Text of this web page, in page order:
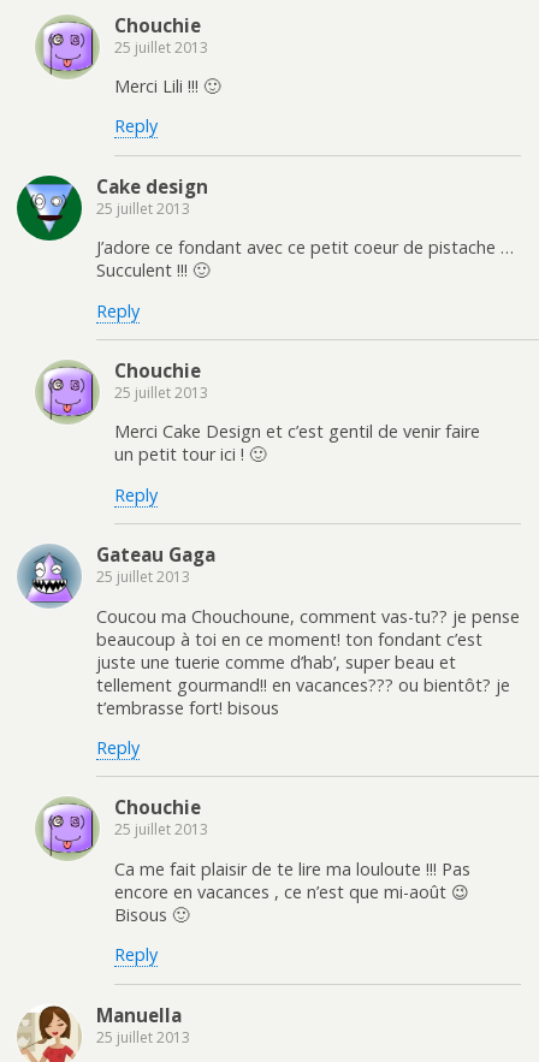
Chouchie
25 juillet 2013
Merci Lili !!! 🙂
Reply
Cake design
25 juillet 2013
J’adore ce fondant avec ce petit coeur de pistache …
Succulent !!! 🙂
Reply
Chouchie
25 juillet 2013
Merci Cake Design et c’est gentil de venir faire
un petit tour ici ! 🙂
Reply
Gateau Gaga
25 juillet 2013
Coucou ma Chouchoune, comment vas-tu?? je pense
beaucoup à toi en ce moment! ton fondant c’est
juste une tuerie comme d’hab’, super beau et
tellement gourmand!! en vacances??? ou bientôt? je
t’embrasse fort! bisous
Reply
Chouchie
25 juillet 2013
Ca me fait plaisir de te lire ma louloute !!! Pas
encore en vacances , ce n’est que mi-août 😉
Bisous 🙂
Reply
Manuella
25 juillet 2013